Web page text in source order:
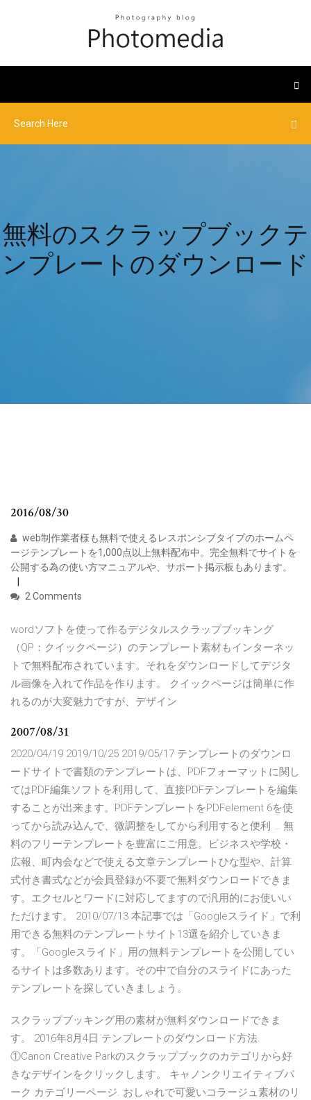
無料のスクラップブックテ
ンプレートのダウンロード
2016/08/30
web制作業者様も無料で使えるレスポンシブタイプのホームペ
ージテンプレートを1,000点以上無料配布中。完全無料でサイトを
公開する為の使い方マニュアルや、サポート掲示板もあります。
2 Comments
wordソフトを使って作るデジタルスクラップブッキング
（QP：クイックページ）のテンプレート素材もインターネッ
トで無料配布されています。それをダウンロードしてデジタ
ル画像を入れて作品を作ります。 クイックページは簡単に作
れるのが大変魅力ですが、デザイン
2007/08/31
2020/04/19 2019/10/25 2019/05/17 テンプレートのダウンロ
ードサイトで書類のテンプレートは、PDFフォーマットに関し
てはPDF編集ソフトを利用して、直接PDFテンプレートを編集
することが出来ます。PDFテンプレートをPDFelement 6を使
ってから読み込んで、微調整をしてから利用すると便利 … 無
料のフリーテンプレートを豊富にご用意。ビジネスや学校・
広報、町内会などで使える文章テンプレートひな型や、計算
式付き書式などが会員登録が不要で無料ダウンロードできま
す。エクセルとワードに対応してますので汎用的にお使いい
ただけます。 2010/07/13 本記事では「Googleスライド」で利
用できる無料のテンプレートサイト13選を紹介していきま
す。「Googleスライド」用の無料テンプレートを公開してい
るサイトは多数あります。その中で自分のスライドにあった
テンプレートを探していきましょう。
スクラップブッキング用の素材が無料ダウンロードできま
す。 2016年8月4日 テンプレートのダウンロード方法.
①Canon Creative Parkのスクラップブックのカテゴリから好
きなデザインをクリックします。 キャノンクリエイティブパ
ーク カテゴリーページ. おしゃれで可愛いコラージュ素材のリ